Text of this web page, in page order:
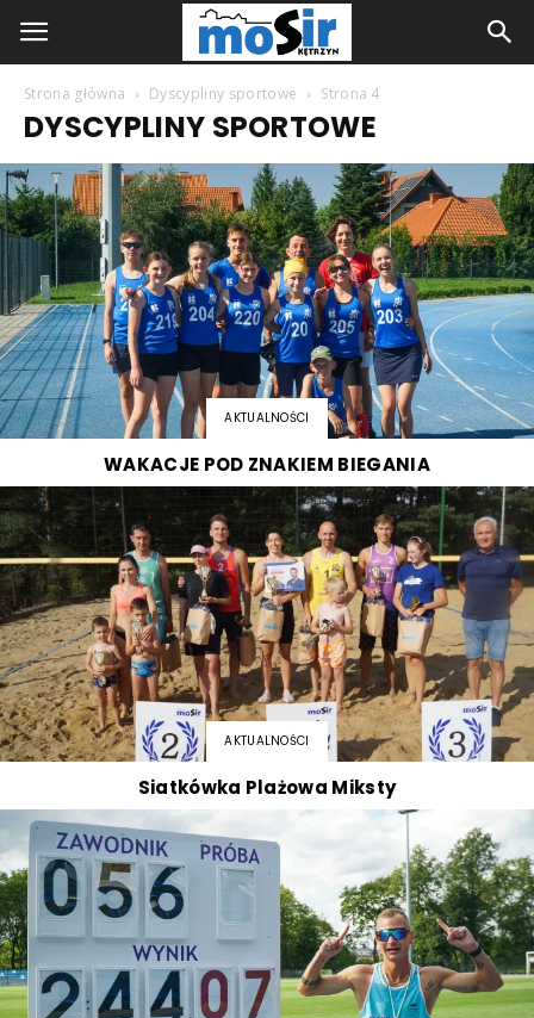
Strona główna Dyscypliny sportowe Strona 4
DYSCYPLINY SPORTOWE
AKTUALNOŚCI
WAKACJE POD ZNAKIEM BIEGANIA
AKTUALNOŚCI
Siatkówka Plażowa Miksty